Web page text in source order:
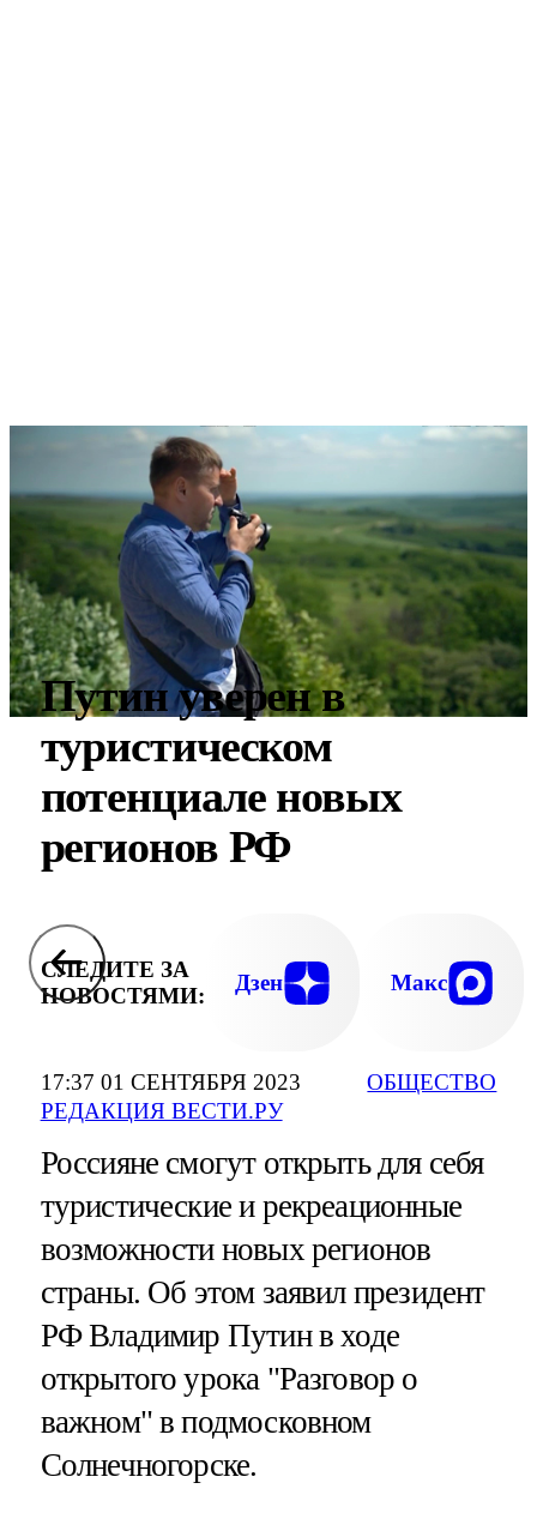
17:37 01 СЕНТЯБРЯ 2023
РЕДАКЦИЯ ВЕСТИ.РУ
ОБЩЕСТВО
Путин уверен в
туристическом
потенциале новых
регионов РФ
СЛЕДИТЕ ЗА
НОВОСТЯМИ:
Дзен Макс
Россияне смогут открыть для себя
туристические и рекреационные
возможности новых регионов
страны. Об этом заявил президент
РФ Владимир Путин в ходе
открытого урока "Разговор о
важном" в подмосковном
Солнечногорске.